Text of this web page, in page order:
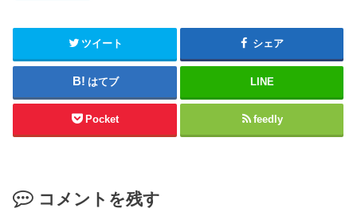
ツイート シェア
はてブ LINE
Pocket feedly
コメントを残す